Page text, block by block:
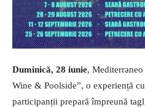
Duminică, 28 iunie,
Wine & Poolside”, o experiență
participanții prepară împreună